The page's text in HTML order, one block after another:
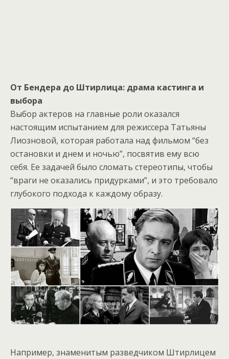
От Бендера до Штирлица: драма кастинга и
выбора
Выбор актеров на главные роли оказался
настоящим испытанием для режиссера Татьяны
Лиозновой, которая работала над фильмом “без
остановки и днем и ночью”, посвятив ему всю
себя. Ее задачей было сломать стереотипы, чтобы
“враги не оказались придурками”, и это требовало
глубокого подхода к каждому образу.
Например, знаменитым разведчиком Штирлицем